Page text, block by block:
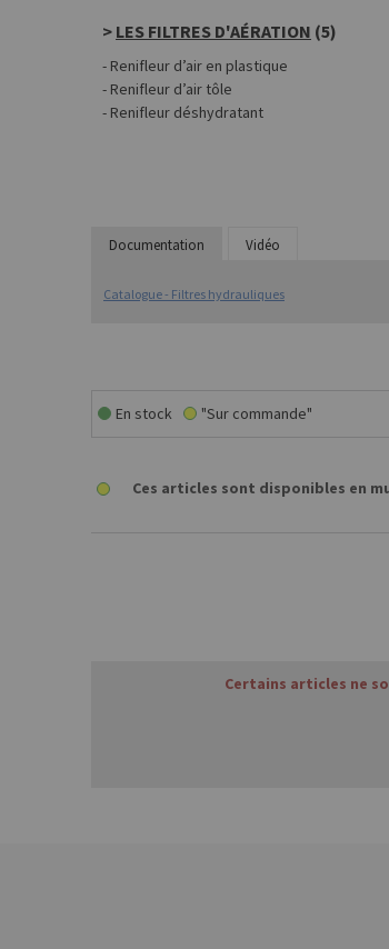
> LES FILTRES D'AÉRATION (5)
- Renifleur d’air en plastique
- Renifleur d’air tôle
- Renifleur déshydratant
Documentation Vidéo
Catalogue - Filtres hydrauliques
En stock "Sur commande"
Ces articles sont disponibles en
Certains articles ne